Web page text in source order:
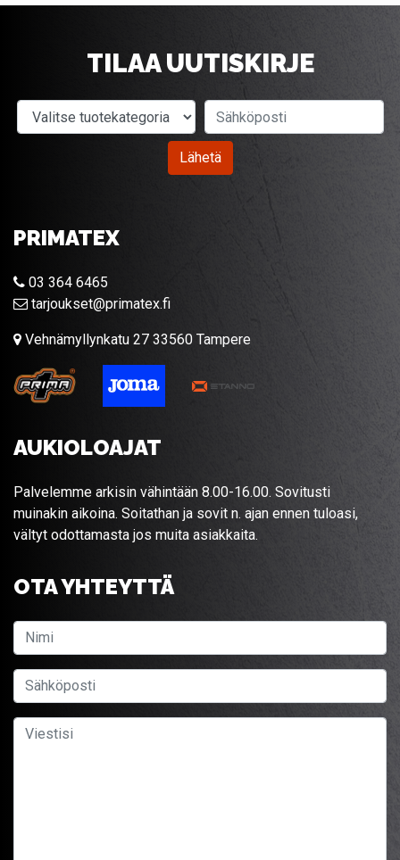
TILAA UUTISKIRJE
Valitse tuotekategoria
Lähetä
PRIMATEX
03 364 6465
tarjoukset@primatex.fi
Vehnämyllynkatu 27 33560 Tampere
AUKIOLOAJAT
Palvelemme arkisin vähintään 8.00-16.00. Sovitusti
muinakin aikoina. Soitathan ja sovit n. ajan ennen tuloasi,
vältyt odottamasta jos muita asiakkaita.
OTA YHTEYTTÄ